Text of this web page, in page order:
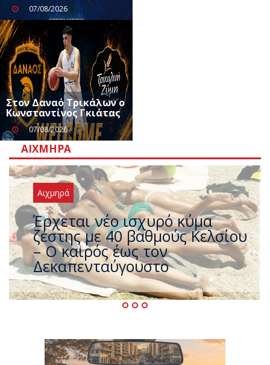
07/08/2026
Στον Δαναό Τρικάλων ο
Κωνσταντίνος Γκιάτας
07/08/2026
ΑΙΧΜΗΡΆ
Αιχμηρά
Άφαντος ο Τσίπρας… την ώρα
που η χώρα καίγεται